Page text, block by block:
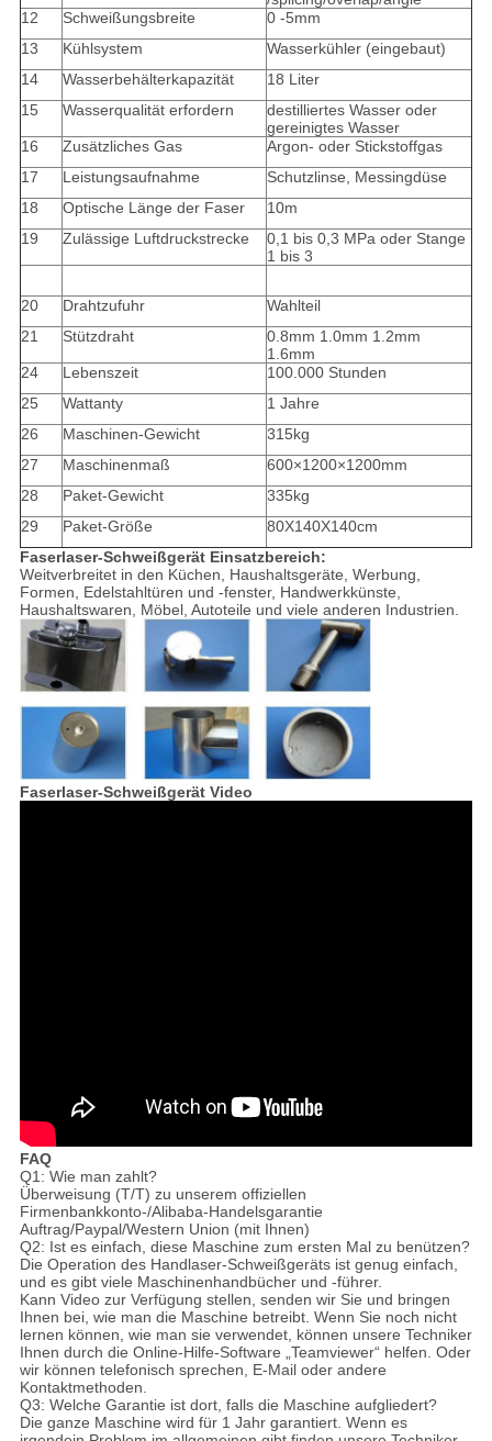
12
Schweißungsbreite
0 -5mm
13
Kühlsystem
Wasserkühler (eingebaut)
14
Wasserbehälterkapazität
18 Liter
15
Wasserqualität erfordern
destilliertes Wasser oder
gereinigtes Wasser
16
Zusätzliches Gas
Argon- oder Stickstoffgas
17
Leistungsaufnahme
Schutzlinse, Messingdüse
18
Optische Länge der Faser
10m
19
Zulässige Luftdruckstrecke
0,1 bis 0,3 MPa oder Stange
1 bis 3
20 Drahtzufuhr
Wahlteil
21
Stützdraht
0.8mm 1.0mm 1.2mm
1.6mm
24
Lebenszeit
100.000 Stunden
25
Wattanty
1 Jahre
26
Maschinen-Gewicht
315kg
27
Maschinenmaß
600×1200×1200mm
28
Paket-Gewicht
335kg
29
Paket-Größe
80X140X140cm
Faserlaser-Schweißgerät Einsatzbereich:
Weitverbreitet in den Küchen, Haushaltsgeräte, Werbung,
Formen, Edelstahltüren und -fenster, Handwerkkünste,
Haushaltswaren, Möbel, Autoteile und viele anderen Industrien.
Faserlaser-Schweißgerät Video
FAQ
Q1: Wie man zahlt?
Überweisung (T/T) zu unserem offiziellen
Firmenbankkonto-/Alibaba-Handelsgarantie
Auftrag/Paypal/Western Union (mit Ihnen)
Q2: Ist es einfach, diese Maschine zum ersten Mal zu benützen?
Die Operation des Handlaser-Schweißgeräts ist genug einfach,
und es gibt viele Maschinenhandbücher und -führer.
Kann Video zur Verfügung stellen, senden wir Sie und bringen
Ihnen bei, wie man die Maschine betreibt. Wenn Sie noch nicht
lernen können, wie man sie verwendet, können unsere Techniker
Ihnen durch die Online-Hilfe-Software „Teamviewer“ helfen. Oder
wir können telefonisch sprechen, E-Mail oder andere
Kontaktmethoden.
Q3: Welche Garantie ist dort, falls die Maschine aufgliedert?
Die ganze Maschine wird für 1 Jahr garantiert. Wenn es